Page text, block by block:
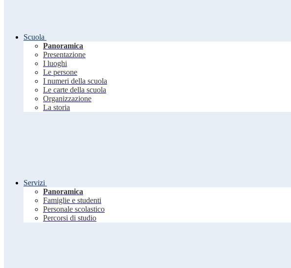
Scuola
Panoramica
Presentazione
I luoghi
Le persone
I numeri della scuola
Le carte della scuola
Organizzazione
La storia
Servizi
Panoramica
Famiglie e studenti
Personale scolastico
Percorsi di studio